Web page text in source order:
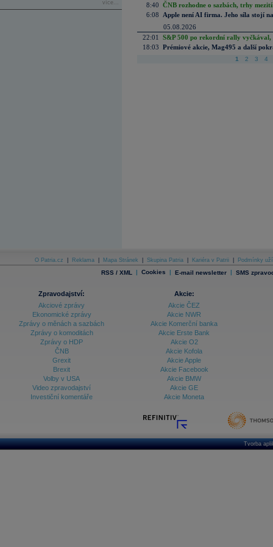
více...
8:40 ČNB rozhodne o sazbách, trhy
6:08
Apple není AI firma. Jeho síla stojí
05.08.2026
22:01
S&P 500 po rekordní rally vyčkával,
18:03 Prémiové akcie, Mag495 a další
1 2 3 4
O Patria.cz Reklama Mapa Stránek Skupina Patria Kariéra v Patrii Podmínky
RSS / XML | Cookies | E-mail newsletter | SMS
Zpravodajství:
Akciové zprávy
Ekonomické zprávy
Zprávy o měnách a sazbách
Zprávy o komoditách
Zprávy o HDP
ČNB
Grexit
Brexit
Volby v USA
Video zpravodajství
Investiční komentáře
Akcie:
Akcie ČEZ
Akcie NWR
Akcie Komerční banka
Akcie Erste Bank
Akcie O2
Akcie Kofola
Akcie Apple
Akcie Facebook
Akcie BMW
Akcie GE
Akcie Moneta
Tvorba